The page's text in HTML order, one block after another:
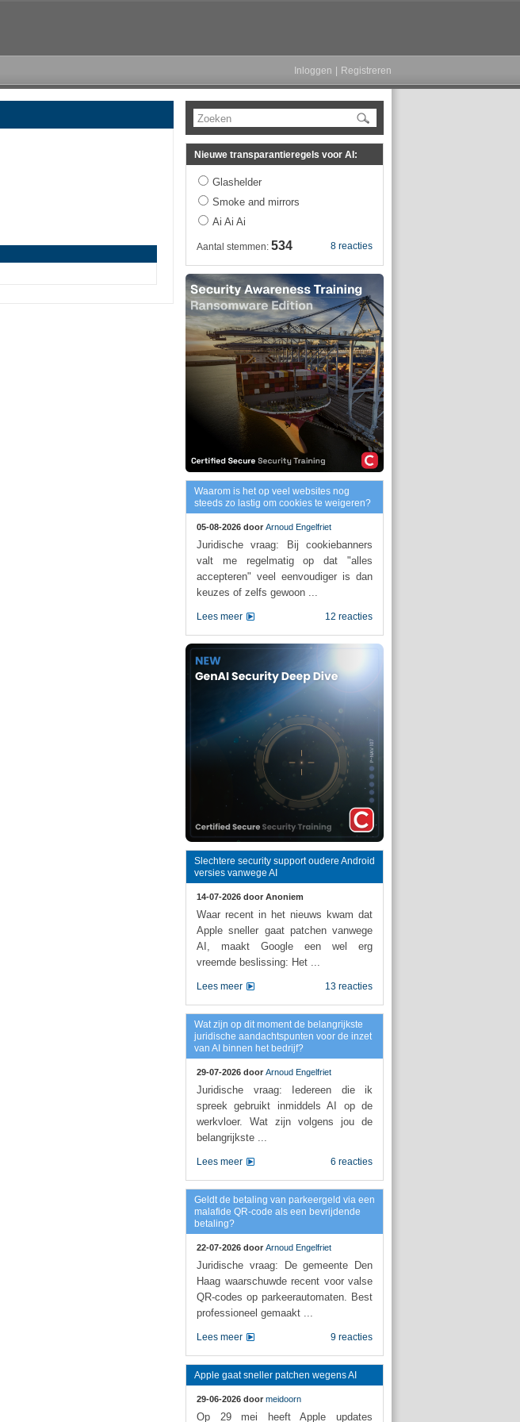
Inloggen Registreren
Zoeken
Nieuwe transparantieregels voor AI:
Glashelder
Smoke and mirrors
Ai Ai Ai
8 reacties
Aantal stemmen: 534
Waarom is het op veel websites nog
steeds zo lastig om cookies te weigeren?
05-08-2026 door Arnoud Engelfriet
Juridische vraag: Bij cookiebanners
valt me regelmatig op dat "alles
accepteren" veel eenvoudiger is dan
keuzes of zelfs gewoon ...
12 reacties
Lees meer
Slechtere security support oudere Android
versies vanwege AI
14-07-2026 door Anoniem
Waar recent in het nieuws kwam dat
Apple sneller gaat patchen vanwege
AI, maakt Google een wel erg
vreemde beslissing: Het ...
13 reacties
Lees meer
Wat zijn op dit moment de belangrijkste
juridische aandachtspunten voor de inzet
van AI binnen het bedrijf?
29-07-2026 door Arnoud Engelfriet
Juridische vraag: Iedereen die ik
spreek gebruikt inmiddels AI op de
werkvloer. Wat zijn volgens jou de
belangrijkste ...
6 reacties
Lees meer
Geldt de betaling van parkeergeld via een
malafide QR-code als een bevrijdende
betaling?
22-07-2026 door Arnoud Engelfriet
Juridische vraag: De gemeente Den
Haag waarschuwde recent voor valse
QR-codes op parkeerautomaten. Best
professioneel gemaakt ...
9 reacties
Lees meer
Apple gaat sneller patchen wegens AI
29-06-2026 door meidoorn
Op 29 mei heeft Apple updates